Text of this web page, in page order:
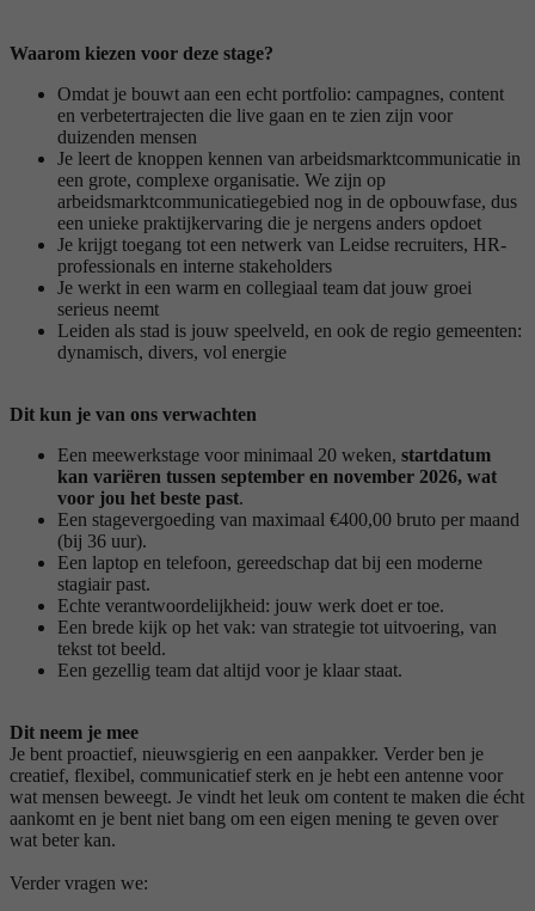
Waarom kiezen voor deze stage?
Omdat je bouwt aan een echt portfolio: campagnes, content
en verbetertrajecten die live gaan en te zien zijn voor
duizenden mensen
Je leert de knoppen kennen van arbeidsmarktcommunicatie in
een grote, complexe organisatie. We zijn op
arbeidsmarktcommunicatiegebied nog in de opbouwfase, dus
een unieke praktijkervaring die je nergens anders opdoet
Je krijgt toegang tot een netwerk van Leidse recruiters, HR-
professionals en interne stakeholders
Je werkt in een warm en collegiaal team dat jouw groei
serieus neemt
Leiden als stad is jouw speelveld, en ook de regio gemeenten:
dynamisch, divers, vol energie
Dit kun je van ons verwachten
Een meewerkstage voor minimaal 20 weken, startdatum
kan variëren tussen september en november 2026, wat
voor jou het beste past.
Een stagevergoeding van maximaal €400,00 bruto per maand
(bij 36 uur).
Een laptop en telefoon, gereedschap dat bij een moderne
stagiair past.
Echte verantwoordelijkheid: jouw werk doet er toe.
Een brede kijk op het vak: van strategie tot uitvoering, van
tekst tot beeld.
Een gezellig team dat altijd voor je klaar staat.
Dit neem je mee
Je bent proactief, nieuwsgierig en een aanpakker. Verder ben je
creatief, flexibel, communicatief sterk en je hebt een antenne voor
wat mensen beweegt. Je vindt het leuk om content te maken die écht
aankomt en je bent niet bang om een eigen mening te geven over
wat beter kan.
Verder vragen we: